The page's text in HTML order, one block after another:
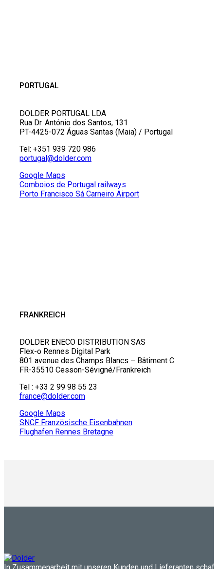
PORTUGAL
DOLDER PORTUGAL LDA
Rua Dr. António dos Santos, 131
PT-4425-072 Águas Santas (Maia) / Portugal
Tel: +351 939 720 986
portugal@dolder.com
Google Maps
Comboios de Portugal railways
Porto Francisco Sá Carneiro Airport
FRANKREICH
DOLDER ENECO DISTRIBUTION SAS
Flex-o Rennes Digital Park
801 avenue des Champs Blancs – Bâtiment C
FR-35510 Cesson-Sévigné/Frankreich
Tel : +33 2 99 98 55 23
france@dolder.com
Google Maps
SNCF Französische Eisenbahnen
Flughafen Rennes Bretagne